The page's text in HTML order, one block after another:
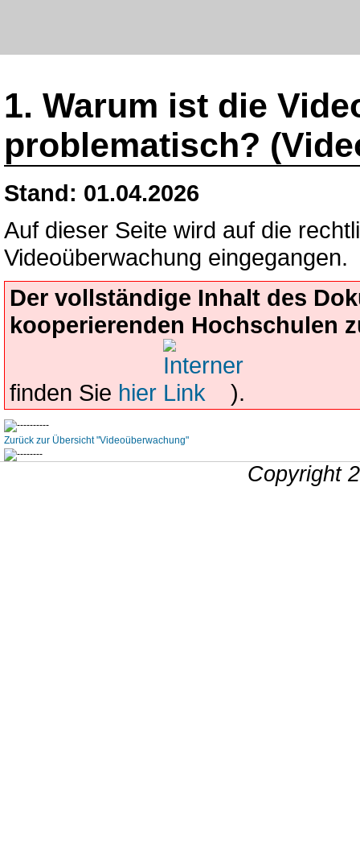
1. Warum ist die
problematisch?
Stand: 01.04.2026
Auf dieser Seite wird auf die
Videoüberwachung eingegangen.
Der vollständige Inhalt des
kooperierenden Hochschulen
finden Sie hier ).
Zurück zur Übersicht "Videoüberwachung"
Copyright